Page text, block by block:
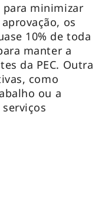
para minimizar
os
10% de toda
manter a
da PEC. Outra
como
ou a